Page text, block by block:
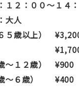
１２：００〜１４
大人
５歳以上）
〜１２歳） ¥900
〜６歳） ¥400